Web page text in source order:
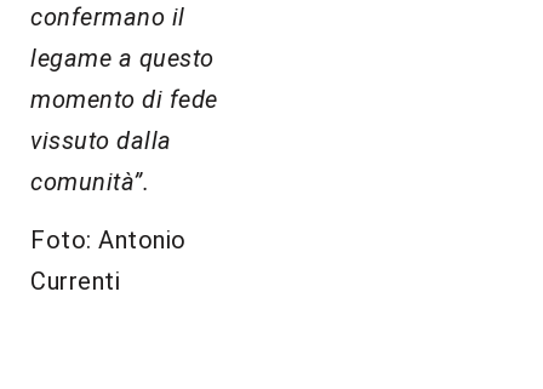
confermano il
legame a questo
momento di fede
vissuto dalla
comunità”.
Foto: Antonio
Currenti